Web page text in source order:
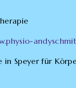
Speyer für